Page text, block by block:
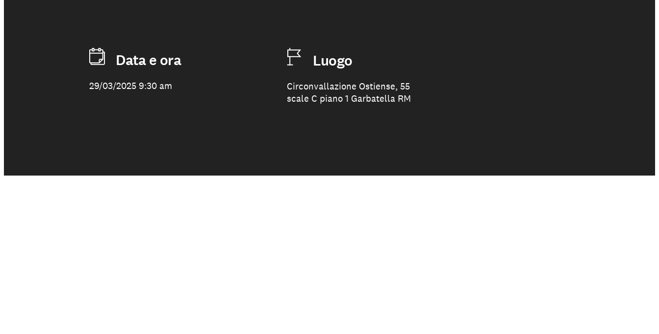
Data e ora
29/03/2025 9:30 am
Luogo
Circonvallazione Ostiense, 55
scale C piano 1 Garbatella RM